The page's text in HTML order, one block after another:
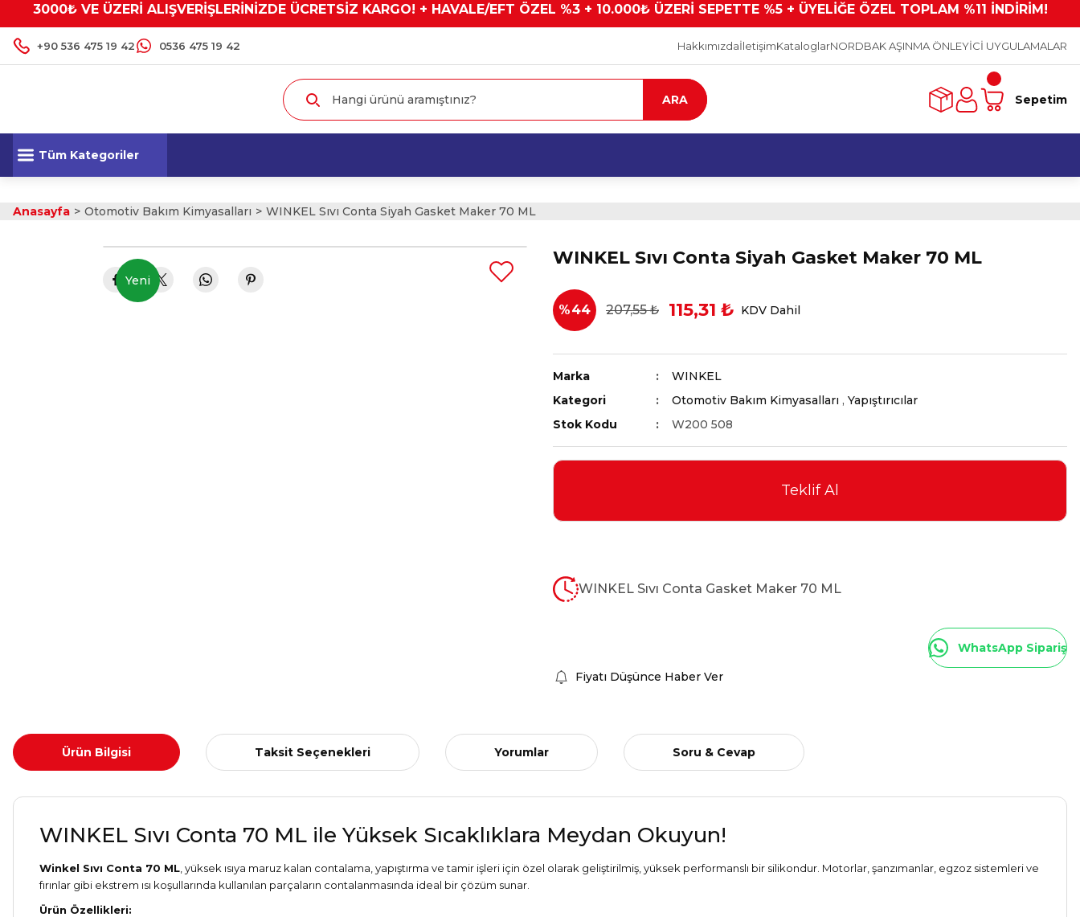
3000₺ VE ÜZERİ ALIŞVERİŞLERİNİZDE ÜCRETSİZ KARGO! + HAVALE/EFT ÖZEL %3 + 10.000₺ ÜZERİ SEPETTE %5 + ÜYELİĞE ÖZEL TOPLAM %11 İNDİRİM!
+90 536 475 19 42 0536 475 19 42 HakkımızdaİletişimKataloglarNORDBAK AŞINMA ÖNLEYİCİ UYGULAMALAR
ARA Sepetim
Tüm Kategoriler
Anasayfa Otomotiv Bakım Kimyasalları WINKEL Sıvı Conta Siyah Gasket Maker 70 ML
Yeni
WINKEL Sıvı Conta Siyah Gasket Maker 70 ML
%44 207,55 ₺ 115,31 ₺ KDV Dahil
Marka
WINKEL
Kategori
Otomotiv Bakım Kimyasalları , Yapıştırıcılar
Stok Kodu
W200 508
Teklif Al
WINKEL Sıvı Conta Gasket Maker 70 ML
WhatsApp Sipariş
Fiyatı Düşünce Haber Ver
Ürün Bilgisi Taksit Seçenekleri Yorumlar Soru & Cevap
WINKEL Sıvı Conta 70 ML ile Yüksek Sıcaklıklara Meydan Okuyun!
Winkel Sıvı Conta 70 ML , yüksek ısıya maruz kalan contalama, yapıştırma ve tamir işleri için özel olarak geliştirilmiş, yüksek performanslı bir silikondur. Motorlar, şanzımanlar, egzoz sistemleri ve
fırınlar gibi ekstrem ısı koşullarında kullanılan parçaların contalanmasında ideal bir çözüm sunar.
Ürün Özellikleri: